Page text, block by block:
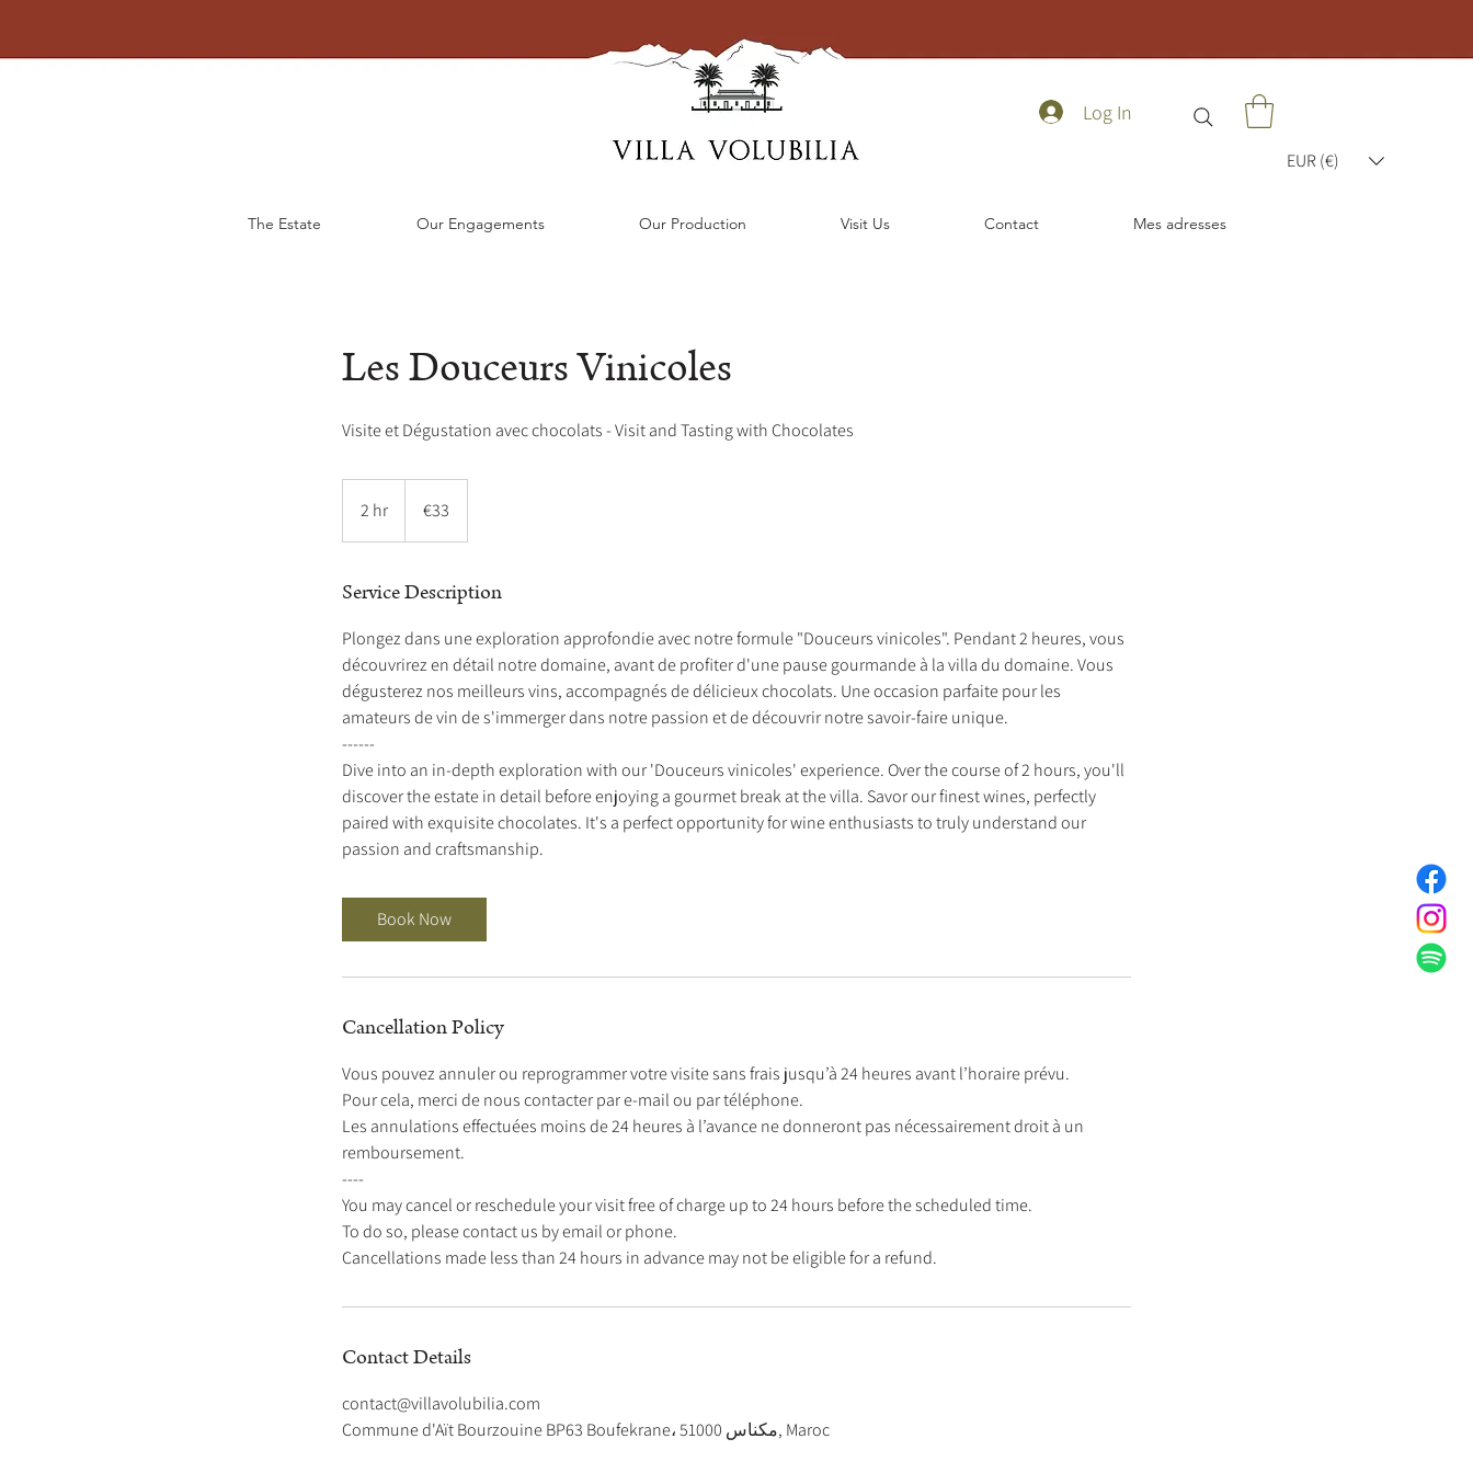
Log In
EUR (€)
The Estate Our Engagements Our Production Visit Us Contact Mes adresses
Les Douceurs Vinicoles
Visite et Dégustation avec chocolats - Visit and Tasting with Chocolates
2 hr
h
€33
Service Description
Plongez dans une exploration approfondie avec notre formule "Douceurs vinicoles". Pendant 2 heures, vous
découvrirez en détail notre domaine, avant de profiter d'une pause gourmande à la villa du domaine. Vous
dégusterez nos meilleurs vins, accompagnés de délicieux chocolats. Une occasion parfaite pour les
amateurs de vin de s'immerger dans notre passion et de découvrir notre savoir-faire unique.
------
Dive into an in-depth exploration with our 'Douceurs vinicoles' experience. Over the course of 2 hours, you'll
discover the estate in detail before enjoying a gourmet break at the villa. Savor our finest wines, perfectly
paired with exquisite chocolates. It's a perfect opportunity for wine enthusiasts to truly understand our
passion and craftsmanship.
Book Now
Cancellation Policy
Vous pouvez annuler ou reprogrammer votre visite sans frais jusqu’à 24 heures avant l’horaire prévu.
Pour cela, merci de nous contacter par e-mail ou par téléphone.
Les annulations effectuées moins de 24 heures à l’avance ne donneront pas nécessairement droit à un
remboursement.
----
You may cancel or reschedule your visit free of charge up to 24 hours before the scheduled time.
To do so, please contact us by email or phone.
Contact Details
contact@villavolubilia.com
Commune d'Aït Bourzouine BP63 Boufekrane، مكناس 51000, Maroc